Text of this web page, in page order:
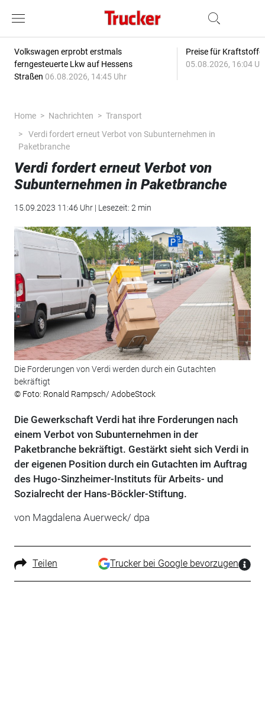
Volkswagen erprobt erstmals
ferngesteuerte Lkw auf Hessens
Straßen 06.08.2026, 14:45 Uhr
Preise für
05.08.2026, 16:04
Home Nachrichten
Transport
Verdi fordert erneut Verbot von Subunternehmen in
Paketbranche
Verdi fordert erneut Verbot von
Subunternehmen in Paketbranche
15.09.2023 11:46 Uhr | Lesezeit: 2 min
Die Forderungen von Verdi werden durch ein Gutachten
bekräftigt
© Foto: Ronald Rampsch/ AdobeStock
Die Gewerkschaft Verdi hat ihre Forderungen nach
einem Verbot von Subunternehmen in der
Paketbranche bekräftigt. Gestärkt sieht sich Verdi in
der eigenen Position durch ein Gutachten im Auftrag
des Hugo-Sinzheimer-Instituts für Arbeits- und
Sozialrecht der Hans-Böckler-Stiftung.
von Magdalena Auerweck/ dpa
Teilen Trucker bei Google bevorzugen